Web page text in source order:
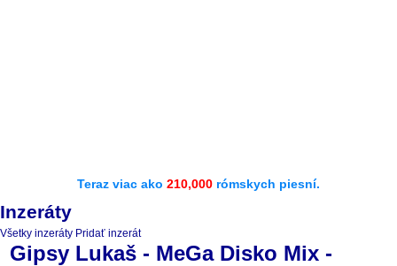
Teraz viac ako 210,000 rómskych piesní.
Inzeráty
Všetky inzeráty Pridať inzerát
Gipsy Lukaš - MeGa Disko Mix -